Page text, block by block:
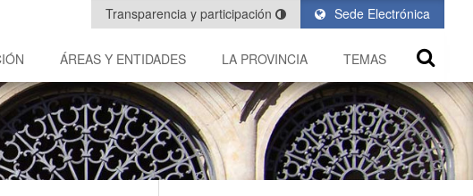
Sede Electrónica
Transparencia y participación
ÁREAS Y ENTIDADES LA PROVINCIA TEMAS